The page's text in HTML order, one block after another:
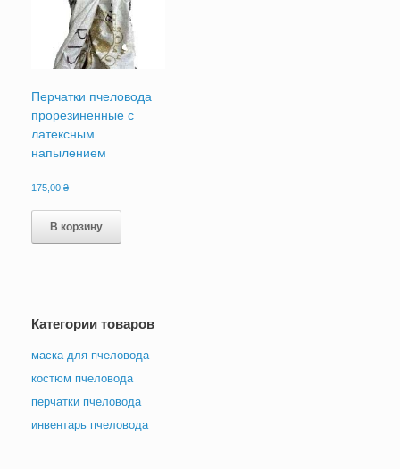
Перчатки пчеловода
прорезиненные с
латексным
напылением
175,00 ₴
В корзину
Категории товаров
маска для пчеловода
костюм пчеловода
перчатки пчеловода
инвентарь пчеловода